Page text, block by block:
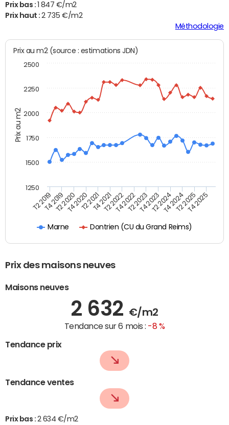
Prix bas : 1 847 €/m2
Prix haut :2 735 €/m2
Méthodologie
Prix au m2
Prix au m2 (source : estimations JDN)
Marne Dontrien (CU du Grand Reims)
T2 2019T4 2019T2 2020T4 2020T2 2021T4 2021T2 2022T4 2022T2 2023T4 2023T2 2024T4 2024T2 2025T4 2025
1250
1500
1750
2000
2250
2500
Prix des maisons neuves
Maisons neuves
2 632 €/m2
Tendance sur 6 mois : -8 %
Tendance prix
Tendance ventes
Prix bas : 2 634 €/m2